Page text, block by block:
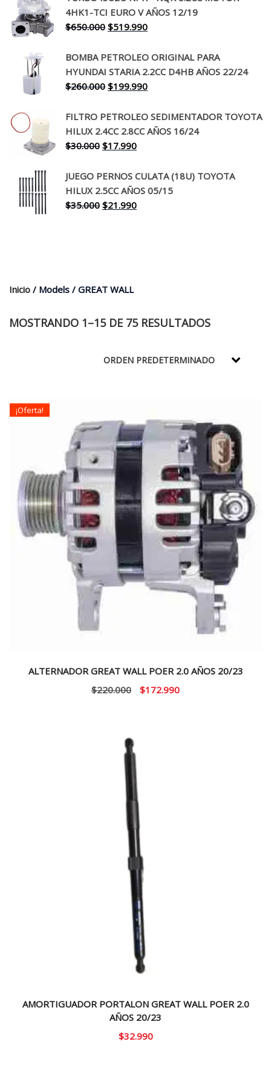
era:
$130.000.
es:
$94.990.
4HK1-TCI EURO V AÑOS 12/19
$650.000 El
original
era:
$650.000.
$519.990El
actual
es:
$519.990.
BOMBA PETROLEO ORIGINAL PARA
HYUNDAI STARIA 2.2CC D4HB AÑOS 22/24
$260.000 El
original
era:
$260.000.
$199.990El
actual
es:
FILTRO PETROLEO SEDIMENTADOR TOYOTA
HILUX 2.4CC 2.8CC AÑOS 16/24
$30.000 El
original
era:
$30.000.
$17.990El
actual
es:
$17.990.
JUEGO PERNOS CULATA (18U) TOYOTA
HILUX 2.5CC AÑOS 05/15
$35.000 El
$21.990El
Inicio / Models / GREAT WALL
MOSTRANDO 1–15 DE 75 RESULTADOS
¡Oferta!
ALTERNADOR GREAT WALL POER 2.0 AÑOS 20/23
$220.000
El
$172.990El
AMORTIGUADOR PORTALON GREAT WALL POER 2.0
AÑOS 20/23
$32.990